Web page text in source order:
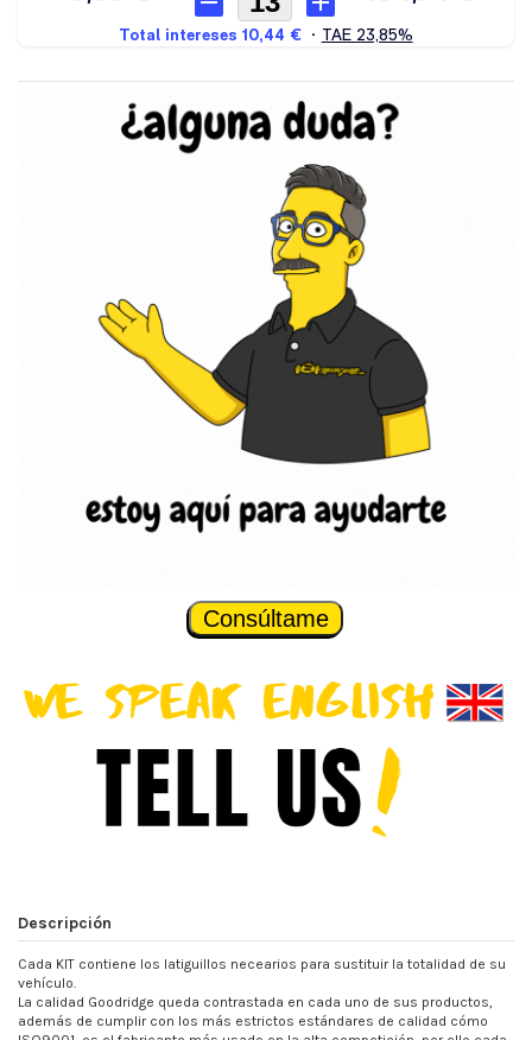
Consúltame
Descripción
Cada KIT contiene los latiguillos necearios para sustituir la totalidad de su
vehículo.
La calidad Goodridge queda contrastada en cada uno de sus productos,
además de cumplir con los más estrictos estándares de calidad cómo